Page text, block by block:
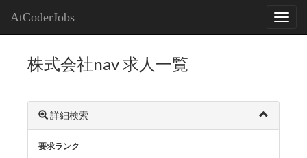
AtCoderJobs
株式会社nav 求人一覧
詳細検索
要求ランク